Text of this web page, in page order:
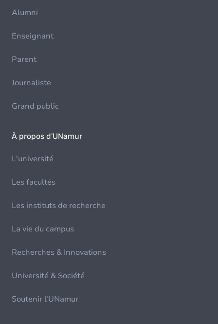
Alumni
Enseignant
Parent
Journaliste
Grand public
À propos d'UNamur
L'université
Les facultés
Les instituts de recherche
La vie du campus
Recherches & Innovations
Université & Société
Soutenir l'UNamur